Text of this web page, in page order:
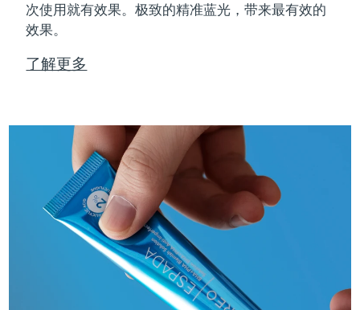
次使用就有效果。极致的精准蓝光，带来最有效的
效果。
了解更多